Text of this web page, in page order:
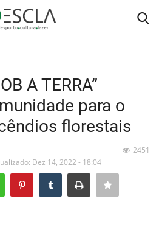
A TERRA”
para o
florestais
Dez 14, 2022 - 18:04
2451